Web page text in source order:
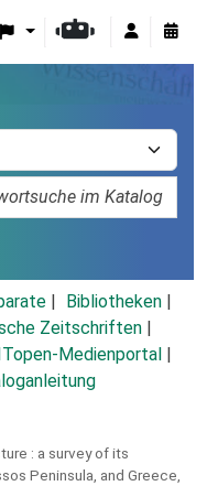
Bibliotheken
Zeitschriften
Medienportal
: a survey of its
Peninsula, and Greece,